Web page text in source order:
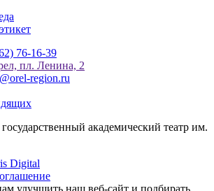
76-16-39
пл. Ленина, 2
region.ru
академический театр им.
Digital
улучшить наш веб-сайт и подбирать